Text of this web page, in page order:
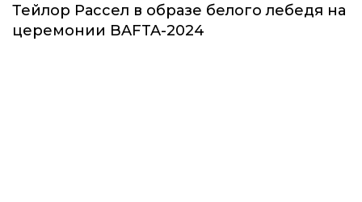
Тейлор Рассел в образе белого лебедя на
церемонии BAFTA-2024